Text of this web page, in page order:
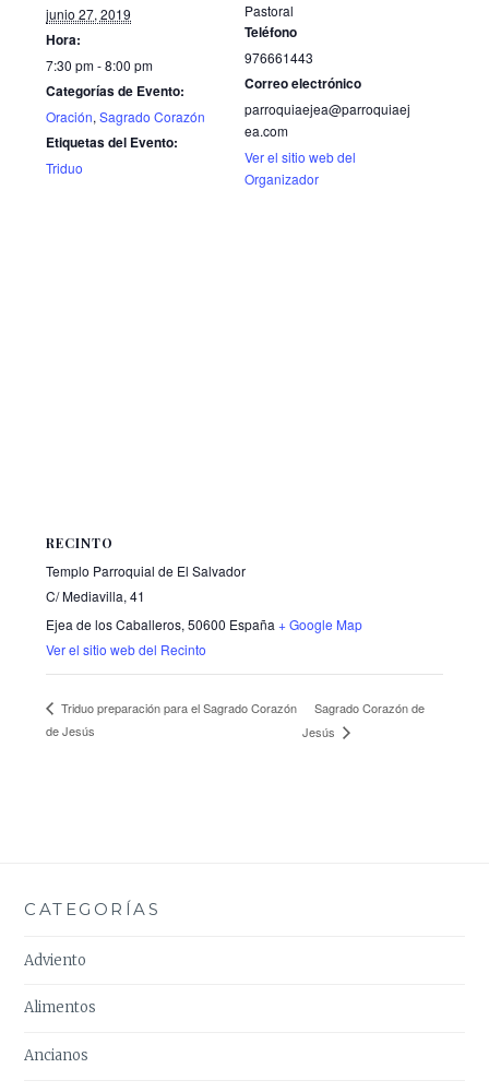
junio 27, 2019
Hora:
7:30 pm - 8:00 pm
Categorías de Evento:
Oración,Sagrado Corazón
Etiquetas del Evento:
Triduo
Pastoral
Teléfono
976661443
Correo electrónico
parroquiaejea@parroquiaej
ea.com
Ver el sitio web del
Organizador
RECINTO
Templo Parroquial de El Salvador
C/ Mediavilla, 41
Ejea de los Caballeros, 50600 España + Google Map
Ver el sitio web del Recinto
Triduo preparación para el Sagrado Corazón
de Jesús
Sagrado Corazón de
Jesús
CATEGORÍAS
Adviento
Alimentos
Ancianos